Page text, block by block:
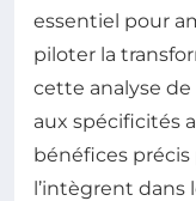
essentiel pour
piloter la
cette analyse
aux spécificités
bénéfices
l’intègrent dans